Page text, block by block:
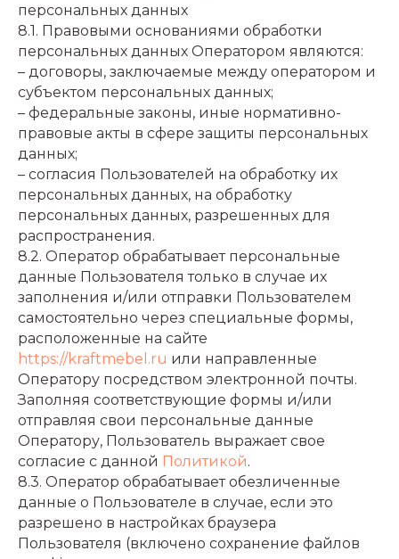
персональных данных
8.1. Правовыми основаниями обработки
персональных данных Оператором являются:
– договоры, заключаемые между оператором и
субъектом персональных данных;
– федеральные законы, иные нормативно-
правовые акты в сфере защиты персональных
данных;
– согласия Пользователей на обработку их
персональных данных, на обработку
персональных данных, разрешенных для
распространения.
8.2. Оператор обрабатывает персональные
данные Пользователя только в случае их
заполнения и/или отправки Пользователем
самостоятельно через специальные формы,
расположенные на сайте
https://kraftmebel.ru или направленные
Оператору посредством электронной почты.
Заполняя соответствующие формы и/или
отправляя свои персональные данные
Оператору, Пользователь выражает свое
согласие с данной Политикой.
8.3. Оператор обрабатывает обезличенные
данные о Пользователе в случае, если это
разрешено в настройках браузера
Пользователя (включено сохранение файлов